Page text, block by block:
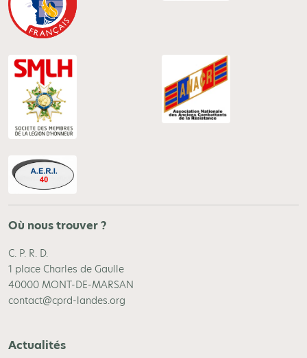
Où nous trouver ?
C. P. R. D.
1 place Charles de Gaulle
40000 MONT-DE-MARSAN
contact@cprd-landes.org
Actualités